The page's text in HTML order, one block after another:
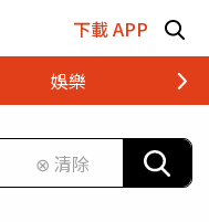
下載 APP
娛樂 財經
⊗ 清除